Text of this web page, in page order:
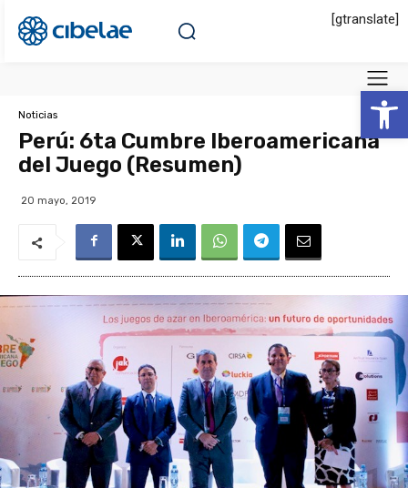
Abrir
[gtranslate]
Noticias
Perú: 6ta Cumbre Iberoamericana
del Juego (Resumen)
20 mayo, 2019